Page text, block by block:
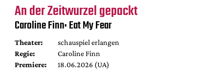
An der Zeitwurzel gepackt
Caroline Finn: Eat My Fear
Theater:
schauspiel erlangen
Regie:
Caroline Finn
Premiere:
18.06.2026 (UA)